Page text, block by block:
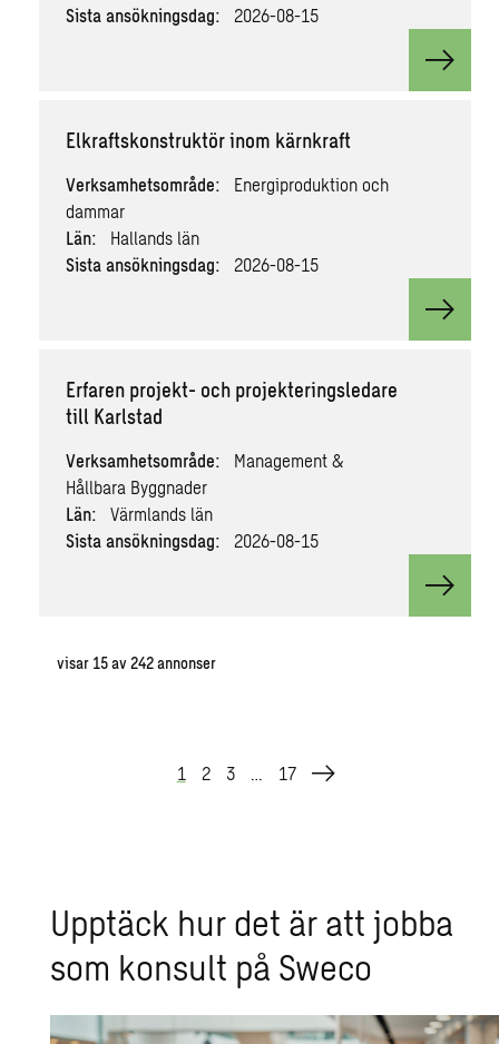
Sista ansökningsdag:
2026-08-15
View
Elkraftskonstruktör inom kärnkraft
Verksamhetsområde:
Energiproduktion och
dammar
Län:
Hallands län
Sista ansökningsdag:
2026-08-15
View
Erfaren projekt- och projekteringsledare
till Karlstad
Verksamhetsområde:
Management &
Hållbara Byggnader
Län:
Värmlands län
Sista ansökningsdag:
2026-08-15
View
visar 15av242annonser
1 2 3 … 17
Upp­täck hur det är att jobba
som kon­sult på Sweco